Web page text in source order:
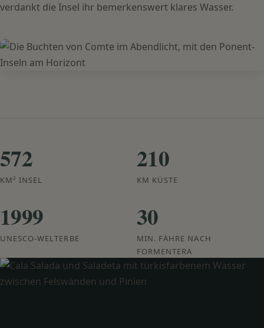
verdankt die Insel ihr bemerkenswert klares Wasser.
572
KM² INSEL
210
KM KÜSTE
1999
UNESCO-WELTERBE
30
MIN. FÄHRE NACH
FORMENTERA